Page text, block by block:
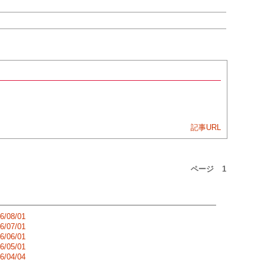
記事URL
ページ 1
08/01
07/01
06/01
05/01
04/04